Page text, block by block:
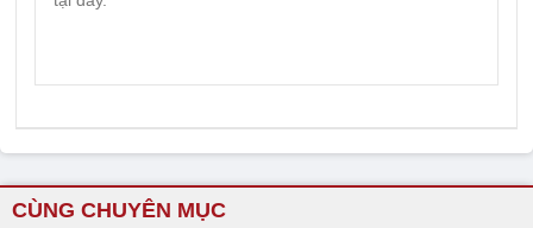
CÙNG CHUYÊN MỤC